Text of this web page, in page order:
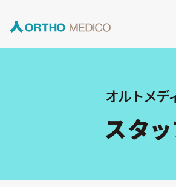
オルトメデ
スタ